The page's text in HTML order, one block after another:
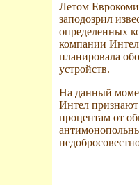
Летом
заподозрил
определенных
компании
планировала
устройств.
На данный
Интел признают
процентам от